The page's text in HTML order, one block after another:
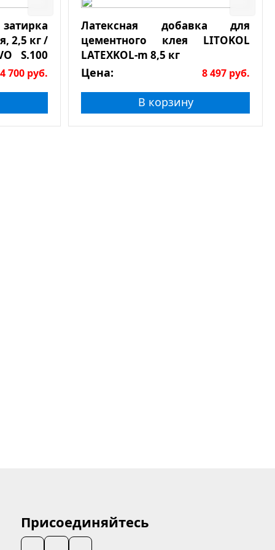
2,5 кг /
S.100
4 700 руб.
Латексная добавка для
цементного клея LITOKOL
LATEXKOL-m 8,5 кг
Цена: 8 497 руб.
В корзину
Присоединяйтесь